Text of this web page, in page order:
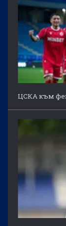
ЦСКА към